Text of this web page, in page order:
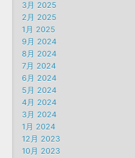
3月 2025
2月 2025
1月 2025
9月 2024
8月 2024
7月 2024
6月 2024
5月 2024
4月 2024
3月 2024
1月 2024
12月 2023
10月 2023